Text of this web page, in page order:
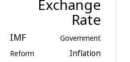
Exchange
Rate
Government
IMF
Inflation
Reform